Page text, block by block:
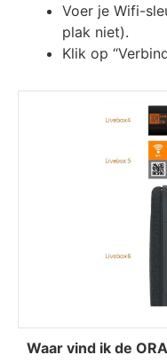
Voer je Wifi-
plak niet).
Klik op
Waar vind ik de